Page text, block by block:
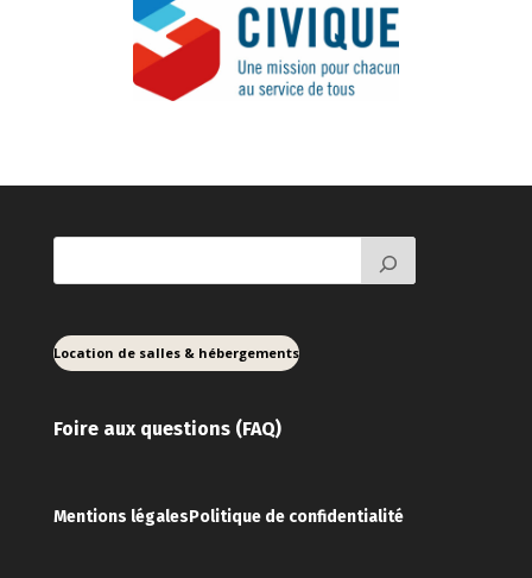
Location de salles & hébergements
Foire aux questions (FAQ)
Mentions légalesPolitique de confidentialité